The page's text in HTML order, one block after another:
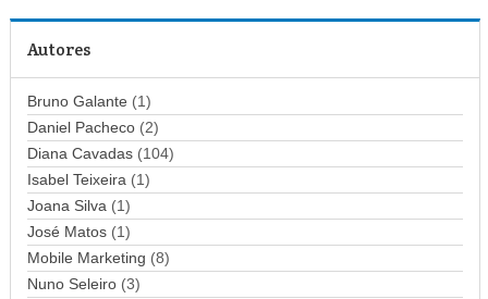
o
d
e
e
m
a
i
l
Autores
Bruno Galante (1)
Daniel Pacheco(2)
Diana Cavadas(104)
Isabel Teixeira (1)
Joana Silva (1)
José Matos(1)
Mobile Marketing (8)
Nuno Seleiro(3)